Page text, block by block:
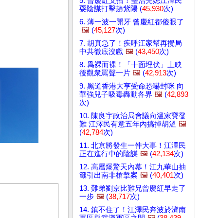
耍陰謀打擊趙紫陽 (45,930次)
6. 薄一波一開牙 曾慶紅都傻眼了
🖼️ (45,127次)
7. 胡真急了！疾呼江家幫再攪局
中共徹底沒戲 🖼️ (43,450次)
8. 爲裸而裸！「十面埋伏」上映
後觀衆罵聲一片 🖼️ (42,913次)
9. 黑道香港大亨受命恐嚇封咪 向
華強兒子吸毒轟動各界 🖼️ (42,893
次)
10. 陳良宇政治局會議向溫家寶發
難 江澤民有意五年內搞掉胡溫 🖼️
(42,784次)
11. 北京將發生一件大事！江澤民
正在進行中的陰謀 🖼️ (42,134次)
12. 高層爆驚天內幕！江九華山抽
籤引出南非槍擊案 🖼️ (40,401次)
13. 難弟劉京比難兄曾慶紅早走了
一步 🖼️ (38,717次)
14. 鎮不住了！江澤民奔波於濟南